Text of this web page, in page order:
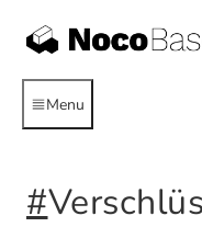
Menu
#